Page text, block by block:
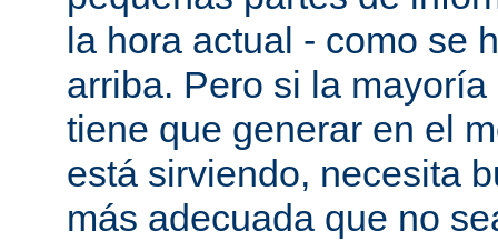
la hora actual - como se
arriba. Pero si la
tiene que generar en el
está sirviendo, necesita
más adecuada que no